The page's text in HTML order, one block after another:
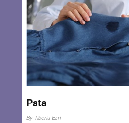
Albert a fost recunoscut după
sute de evrei și dizidenți politici,
numeroase ori. O mare parte din
au fost găsite în arhivele germane,
americane.
Read more…
SEP 1, 2022
Pata
By Tiberiu Ezri